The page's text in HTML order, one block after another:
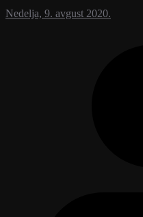
Nedelja, 9. avgust 2020.